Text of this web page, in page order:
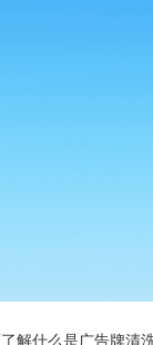
解什么是广告牌清